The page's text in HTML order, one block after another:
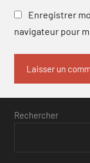
Enregistrer
navigateur pour
Rechercher